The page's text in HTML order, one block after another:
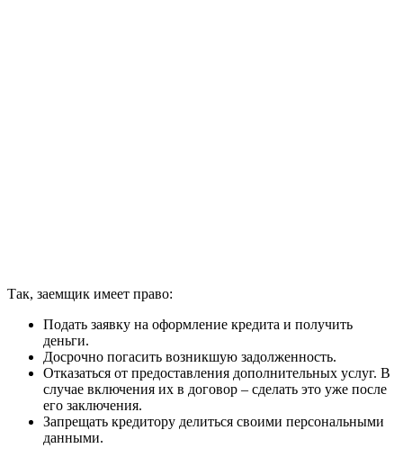
Так, заемщик имеет право:
Подать заявку на оформление кредита и получить
деньги.
Досрочно погасить возникшую задолженность.
Отказаться от предоставления дополнительных услуг. В
случае включения их в договор – сделать это уже после
его заключения.
Запрещать кредитору делиться своими персональными
данными.